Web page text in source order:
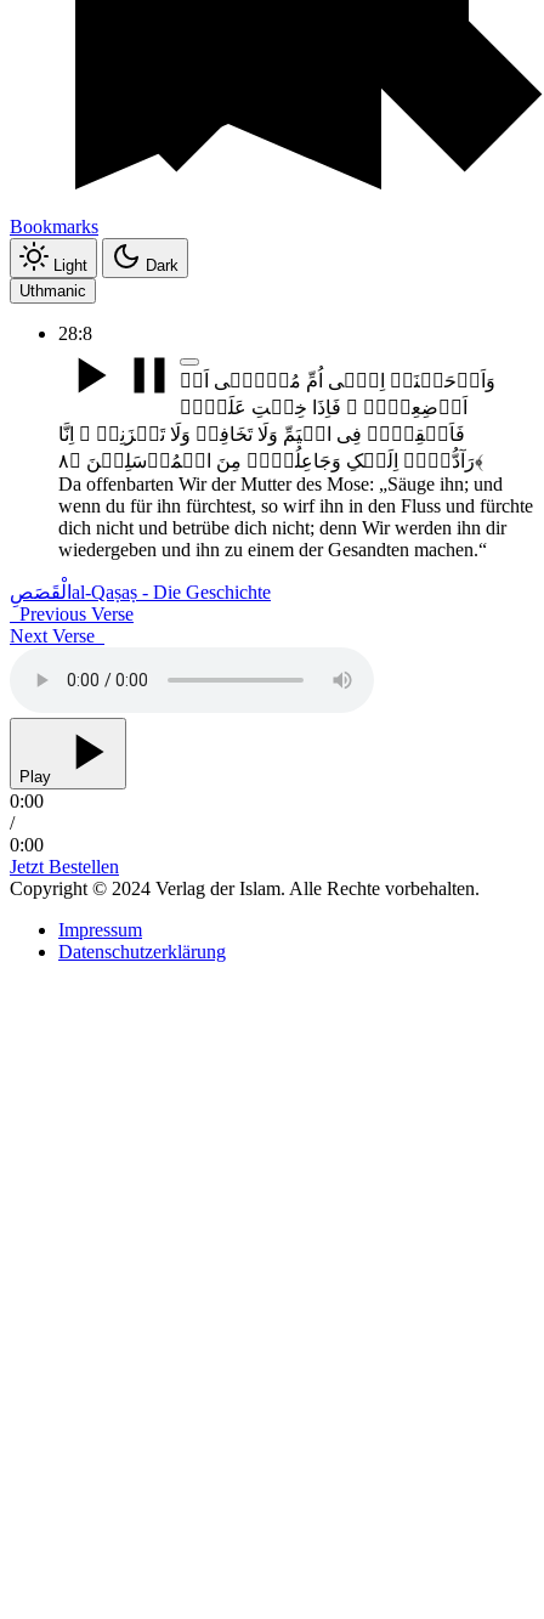
Bookmarks
Light
Dark
Uthmanic
28:8
وَاَوۡحَیۡنَاۤ اِلٰۤی اُمِّ مُوۡسٰۤی اَنۡ
اَرۡضِعِیۡہِ ۚ فَاِذَا خِفۡتِ عَلَیۡہِ
فَاَلۡقِیۡہِ فِی الۡیَمِّ وَلَا تَخَافِیۡ وَلَا تَحۡزَنِیۡ ۚ اِنَّا
رَآدُّوۡہُ اِلَیۡکِ وَجَاعِلُوۡہُ مِنَ الۡمُرۡسَلِیۡنَ ﴿۸﴾
Da offenbarten Wir der Mutter des Mose: „Säuge ihn; und
wenn du für ihn fürchtest, so wirf ihn in den Fluss und fürchte
dich nicht und betrübe dich nicht; denn Wir werden ihn dir
wiedergeben und ihn zu einem der Gesandten machen.“
الْقَصَصِ al-Qaṣaṣ - Die Geschichte
Previous Verse
Next Verse
Play
0:00
/
0:00
Jetzt Bestellen
Copyright © 2024 Verlag der Islam. Alle Rechte vorbehalten.
Impressum
Datenschutzerklärung